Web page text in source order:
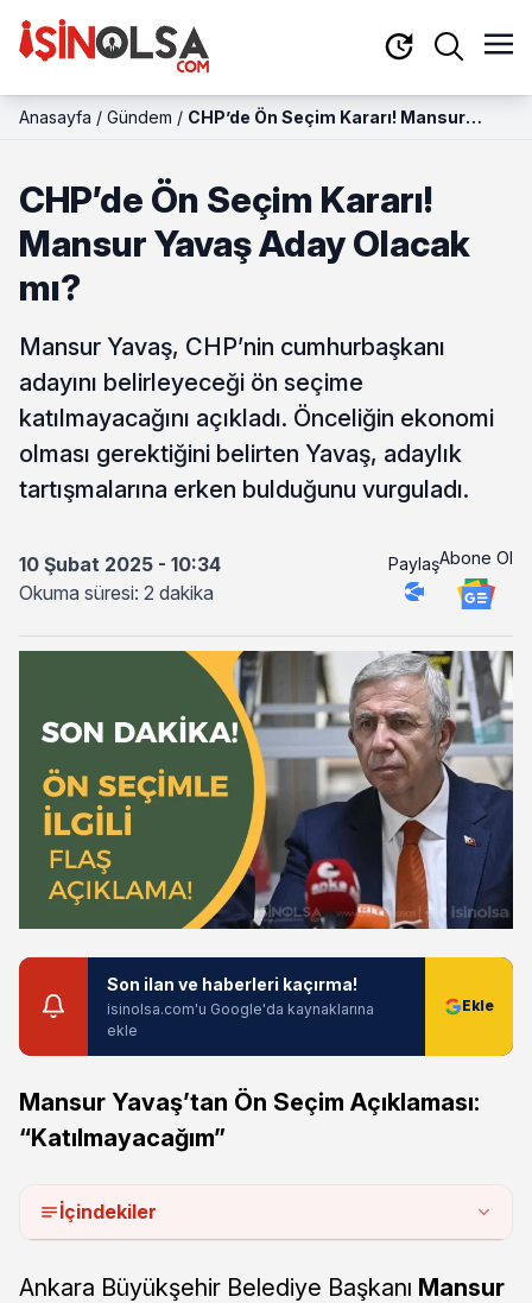
Anasayfa / Gündem / CHP’de Ön Seçim Kararı! Mansur
CHP’de Ön Seçim Kararı!
Mansur Yavaş Aday Olacak
mı?
Mansur Yavaş, CHP’nin cumhurbaşkanı
adayını belirleyeceği ön seçime
katılmayacağını açıkladı. Önceliğin ekonomi
olması gerektiğini belirten Yavaş, adaylık
tartışmalarına erken bulduğunu vurguladı.
10 Şubat 2025 - 10:34
Okuma süresi: 2 dakika
PaylaşAbone Ol
Son ilan ve haberleri kaçırma!
isinolsa.com'u Google'da kaynaklarına
ekle
Mansur Yavaş’tan Ön Seçim Açıklaması:
“Katılmayacağım”
İçindekiler
Ankara Büyükşehir Belediye Başkanı Mansur